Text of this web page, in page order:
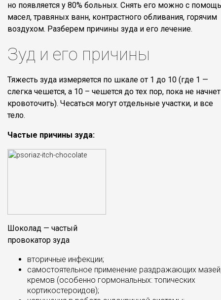
но появляется у 80% больных. Снять его можно с
масел, травяных ванн, контрастного обливания, горячим
воздухом. Разберем причины зуда и его лечение.
Зуд и его причины
Тяжесть зуда измеряется по шкале от 1 до 10 (где 1 —
слегка чешется, а 10 – чешется до тех пор, пока не начнет
кровоточить). Чесаться могут отдельные участки, и все
тело.
Частые причины зуда:
Шоколад — частый
провокатор зуда
вторичные инфекции;
самостоятельное применение раздражающих
кремов (особенно гормональных: топических
кортикостероидов);